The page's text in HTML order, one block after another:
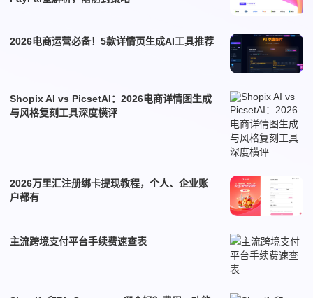
2026电商运营必备！5款详情页生成AI工具推荐
Shopix AI vs PicsetAI：2026电商详情图生成
与风格复刻工具深度横评
2026万里汇注册绑卡提现教程，个人、企业账
户都有
主流跨境支付平台手续费速查表